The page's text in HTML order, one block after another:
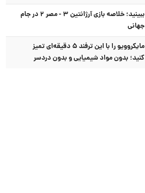
ببینید؛ خلاصه بازی آرژانتین ۳ - مصر ۲ در جام
جهانی
مایکروویو را با این ترفند ۵ دقیقه‌ای تمیز
کنید؛ بدون مواد شیمیایی و بدون دردسر